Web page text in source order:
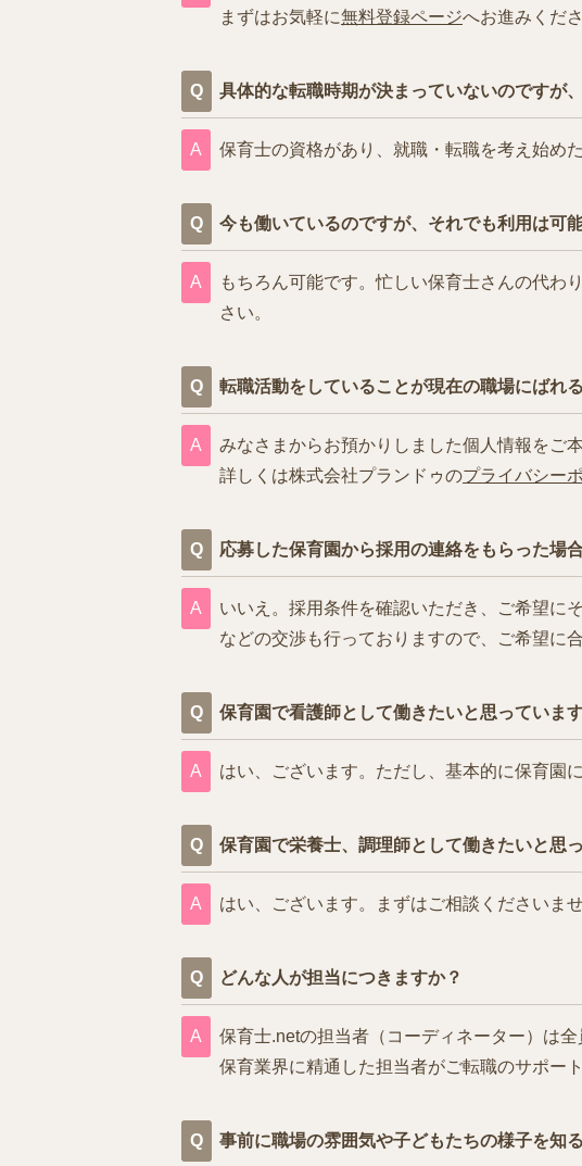
まずはお気軽に無料登録ページへお進みくださ
具体的な転職時期が決まっていないのですが
保育士の資格があり、就職・転職を考え始め
今も働いているのですが、それでも利用は可
もちろん可能です。忙しい保育士さんの代わ
さい。
転職活動をしていることが現在の職場にばれ
みなさまからお預かりしました個人情報をご
詳しくは株式会社プランドゥのプライバシー
応募した保育園から採用の連絡をもらった場
いいえ。採用条件を確認いただき、ご希望に
などの交渉も行っておりますので、ご希望に
保育園で看護師として働きたいと思っていま
はい、ございます。ただし、基本的に保育園
保育園で栄養士、調理師として働きたいと思
はい、ございます。まずはご相談くださいませ
どんな人が担当につきますか？
保育士.netの担当者（コーディネーター）は
保育業界に精通した担当者がご転職のサポー
事前に職場の雰囲気や子どもたちの様子を知